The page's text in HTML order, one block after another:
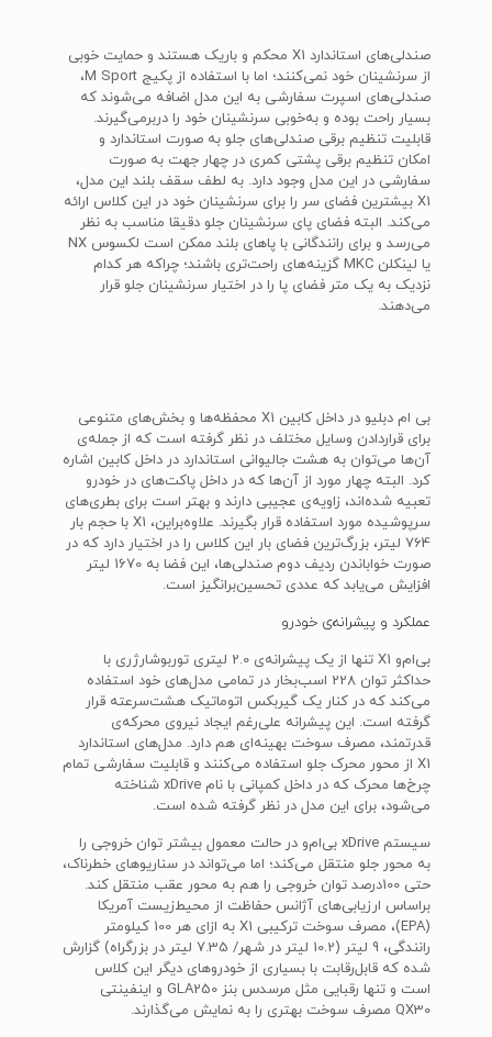
صندلی‌های استاندارد X1 محکم و باریک هستند و حمایت خوبی
از سرنشینان خود نمی‌کنند؛ اما با استفاده از پکیج M Sport،
صندلی‌های اسپرت سفارشی به این مدل اضافه می‌شوند که
بسیار راحت بوده و به‌خوبی سرنشینان خود را دربرمی‌گیرند.
قابلیت تنظیم برقی صندلی‌های جلو به صورت استاندارد و
امکان تنظیم برقی پشتی کمری در چهار جهت به صورت
سفارشی در این مدل وجود دارد. به لطف سقف بلند این مدل،
X1 بیشترین فضای سر را برای سرنشینان خود در این کلاس ارائه
می‌کند. البته فضای پای سرنشینان جلو دقیقا مناسب به نظر
می‌رسد و برای رانندگانی با پاهای بلند ممکن است لکسوس NX
یا لینکلن MKC گزینه‌های راحت‌تری باشند؛ چراکه هر کدام
نزدیک به یک متر فضای پا را در اختیار سرنشینان جلو قرار
می‌دهند.
بی ام دبلیو در داخل کابین X1 محفظه‌ها و بخش‌های متنوعی
برای قراردادن وسایل مختلف در نظر گرفته است که از جمله‌ی
آن‌ها می‌توان به هشت جالیوانی استاندارد در داخل کابین اشاره
کرد. البته چهار مورد از آن‌ها که در داخل پاکت‌های در خودرو
تعبیه شده‌اند، زاویه‌ی عجیبی دارند و بهتر است برای بطری‌های
سرپوشیده مورد استفاده قرار بگیرند. علاوه‌براین، X1 با حجم بار
764 لیتر، بزرگ‌ترین فضای بار این کلاس را در اختیار دارد که در
صورت خواباندن ردیف دوم صندلی‌ها، این فضا به 1670 لیتر
افزایش می‌یابد که عددی تحسین‌برانگیز است.
عملکرد و پیشرانه‌ی خودرو
بی‌ام‌و X1 تنها از یک پیشرانه‌ی 2.0 لیتری توربوشارژری با
حداکثر توان 228 اسب‌بخار در تمامی مدل‌های خود استفاده
می‌کند که در کنار یک گیربکس اتوماتیک هشت‌سرعته قرار
گرفته است. این پیشرانه علی‌رغم ایجاد نیروی محرکه‌ی
قدرتمند، مصرف سوخت بهینه‌ای هم دارد. مدل‌های استاندارد
X1 از محور محرک جلو استفاده می‌کنند و قابلیت سفارشی تمام
چرخ‌ها محرک که در داخل کمپانی با نام xDrive شناخته
می‌شود، برای این مدل در نظر گرفته شده است.
سیستم xDrive بی‌ام‌و در حالت معمول بیشتر توان خروجی را
به محور جلو منتقل می‌کند؛ اما می‌تواند در سناریوهای خطرناک،
حتی 100درصد توان خروجی را هم به محور عقب منتقل کند.
براساس ارزیابی‌های آژانس حفاظت از محیط‌زیست آمریکا
(EPA)، مصرف سوخت ترکیبی X1 به ازای هر 100 کیلومتر
رانندگی، 9 لیتر (10.2 لیتر در شهر/ 7.35 لیتر در بزرگراه) گزارش
شده که قابل‌رقابت با بسیاری از خودروهای دیگر این کلاس
است و تنها رقبایی مثل مرسدس بنز GLA250 و اینفینتی
QX30 مصرف سوخت بهتری را به نمایش می‌گذارند.